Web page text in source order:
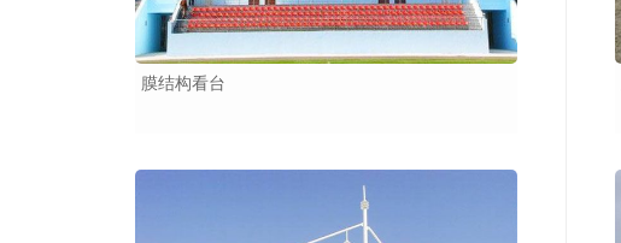
膜结构看台